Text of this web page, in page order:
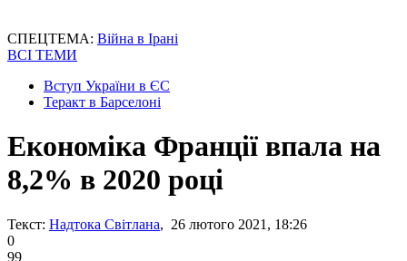
СПЕЦТЕМА: Війна в Ірані
ВСІ ТЕМИ
Вступ України в ЄС
Теракт в Барселоні
Економіка Франції впала на
8,2% в 2020 році
Текст: Надтока Світлана, 26 лютого 2021, 18:26
0
99